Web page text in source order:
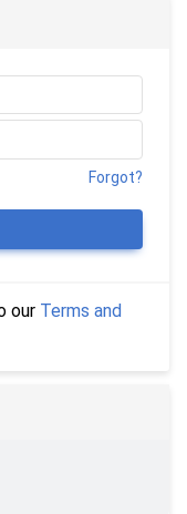
Forgot?
our Terms and